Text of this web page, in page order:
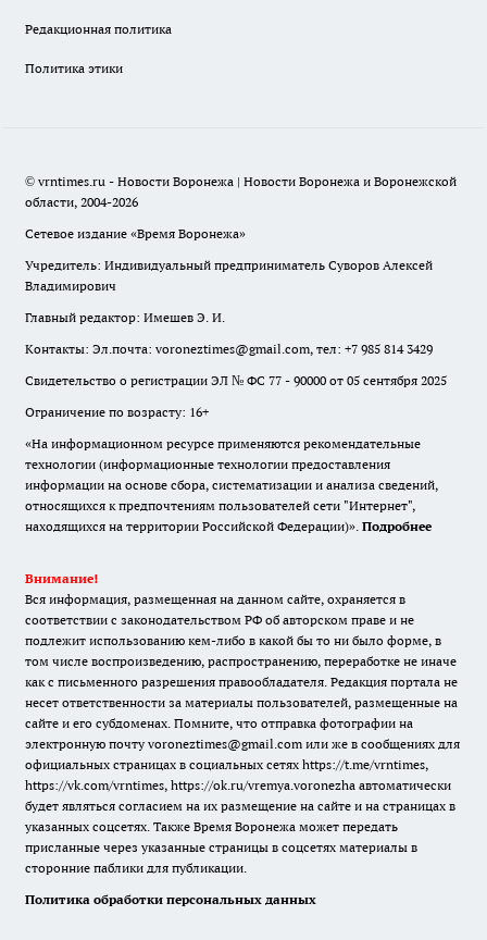
Редакционная политика
Политика этики
© vrntimes.ru - Новости Воронежа | Новости Воронежа и Воронежской
области, 2004-2026
Сетевое издание «Время Воронежа»
Учредитель: Индивидуальный предприниматель Суворов Алексей
Владимирович
Главный редактор: Имешев Э. И.
Контакты: Эл.почта: voroneztimes@gmail.com, тел: +7 985 814 3429
Свидетельство о регистрации ЭЛ № ФС 77 - 90000 от 05 сентября 2025
Ограничение по возрасту: 16+
«На информационном ресурсе применяются рекомендательные
технологии (информационные технологии предоставления
информации на основе сбора, систематизации и анализа сведений,
относящихся к предпочтениям пользователей сети "Интернет",
находящихся на территории Российской Федерации)». Подробнее
Внимание!
Вся информация, размещенная на данном сайте, охраняется в
соответствии с законодательством РФ об авторском праве и не
подлежит использованию кем-либо в какой бы то ни было форме, в
том числе воспроизведению, распространению, переработке не иначе
как с письменного разрешения правообладателя. Редакция портала не
несет ответственности за материалы пользователей, размещенные на
сайте и его субдоменах. Помните, что отправка фотографии на
электронную почту voroneztimes@gmail.com или же в сообщениях для
официальных страницах в социальных сетях https://t.me/vrntimes,
https://vk.com/vrntimes, https://ok.ru/vremya.voronezha автоматически
будет являться согласием на их размещение на сайте и на страницах в
указанных соцсетях. Также Время Воронежа может передать
присланные через указанные страницы в соцсетях материалы в
сторонние паблики для публикации.
Политика обработки персональных данных